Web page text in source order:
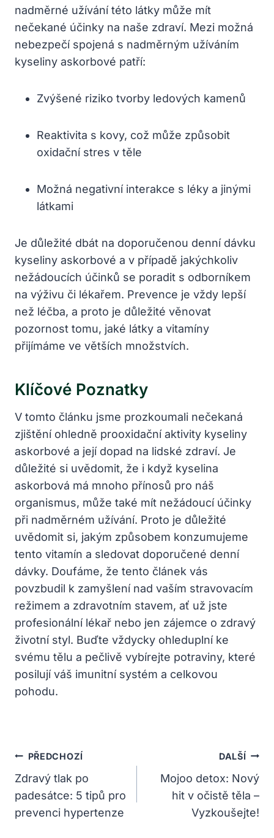
nadměrné užívání této látky může mít
nečekané účinky na naše zdraví. Mezi možná
nebezpečí spojená s nadměrným užíváním
kyseliny askorbové patří:
Zvýšené riziko tvorby ledových kamenů
Reaktivita s kovy, což může způsobit
oxidační stres v těle
Možná negativní interakce s léky a jinými
látkami
Je důležité dbát na doporučenou denní dávku
kyseliny askorbové a v případě jakýchkoliv
nežádoucích účinků se poradit s odborníkem
na výživu či lékařem. Prevence je vždy lepší
než léčba, a proto je důležité věnovat
pozornost tomu, jaké látky a vitamíny
přijímáme ve větších množstvích.
Klíčové Poznatky
V tomto článku jsme prozkoumali nečekaná
zjištění ohledně prooxidační aktivity kyseliny
askorbové a její dopad na lidské zdraví. Je
důležité si uvědomit, že i když kyselina
askorbová má mnoho přínosů pro náš
organismus, může také mít nežádoucí účinky
při nadměrném užívání. Proto je důležité
uvědomit si, jakým způsobem konzumujeme
tento vitamín a sledovat doporučené denní
dávky. Doufáme, že tento článek vás
povzbudil k zamyšlení nad vaším stravovacím
režimem a zdravotním stavem, ať už jste
profesionální lékař nebo jen zájemce o zdravý
životní styl. Buďte vždycky ohleduplní ke
svému tělu a pečlivě vybírejte potraviny, které
posilují váš imunitní systém a celkovou
pohodu.
Navigace
Pro
Příspěvek
PŘEDCHOZÍ
Zdravý tlak po
padesátce: 5 tipů pro
prevenci hypertenze
DALŠÍ
Mojoo detox: Nový
hit v očistě těla –
Vyzkoušejte!